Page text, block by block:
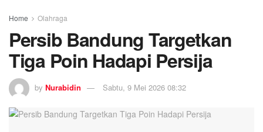
Home Olahraga
Persib Bandung Targetkan
Tiga Poin Hadapi Persija
by Nurabidin Sabtu, 9 Mei 2026 08:32